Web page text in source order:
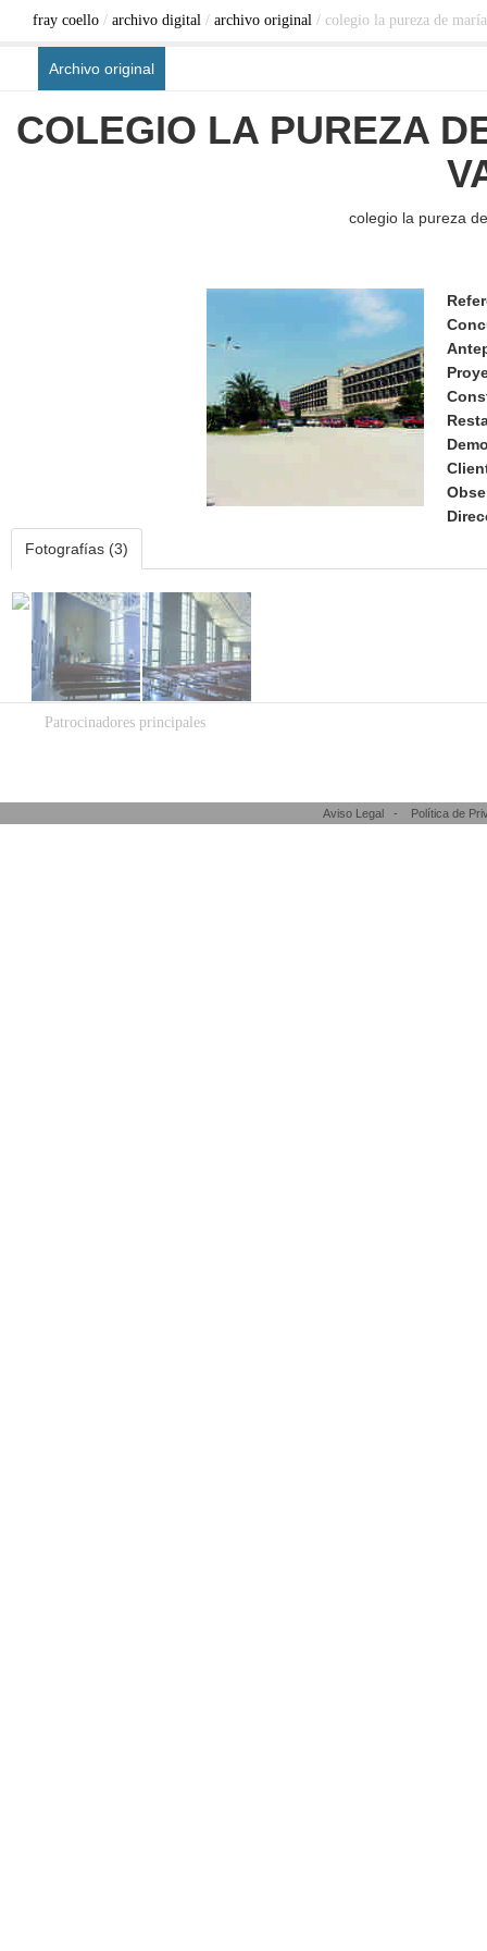
fray coello / archivo digital / archivo original / colegio la pureza de
Archivo original
COLEGIO LA PUREZA
colegio la pureza
Fotografías (3)
Patrocinadores principales
Aviso Legal - Política de